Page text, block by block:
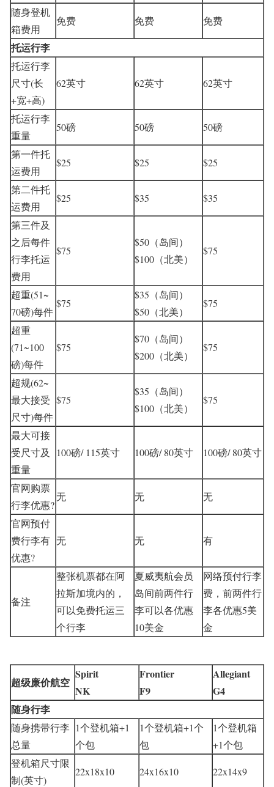
随身登机
箱费用
免费 免费 免费
托运行李
托运行李
尺寸(长
+宽+高)
62英寸 62英寸 62英寸
托运行李
重量
50磅 50磅 50磅
第一件托
运费用
$25 $25 $25
第二件托
运费用
$25 $35 $35
第三件及
之后每件
行李托运
费用
$75
$50（岛间）
$100（北美）
$75
超重(51~
70磅)每件
$75
$35（岛间）
$50（北美）
$75
超重
(71~100
磅)每件
$75
$70（岛间）
$200（北美）
$75
超规(62~
最大接受
尺寸)每件
$75
$35（岛间）
$100（北美）
$75
最大可接
受尺寸及
重量
100磅/ 115英寸 100磅/ 80英寸 100磅/ 80英寸
官网购票
行李优惠?
无 无 无
官网预付
费行李有
优惠?
无 无 有
备注
整张机票都在阿
拉斯加境内的，
可以免费托运三
个行李
夏威夷航会员
岛间前两件行
李可以各优惠
10美金
网络预付行李
费，前两件行
李各优惠5美
金
超级廉价航空
Spirit
NK
Frontier
F9
Allegiant
G4
随身行李
随身携带行李
总量
1个登机箱+1
个包
1个登机箱+1个
包
1个登机箱
+1个包
登机箱尺寸限
制(英寸)
22x18x10 24x16x10 22x14x9